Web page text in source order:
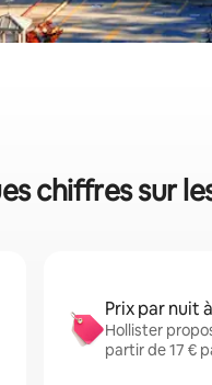
chiffres sur
Prix par nuit
Hollister
partir de 17 €